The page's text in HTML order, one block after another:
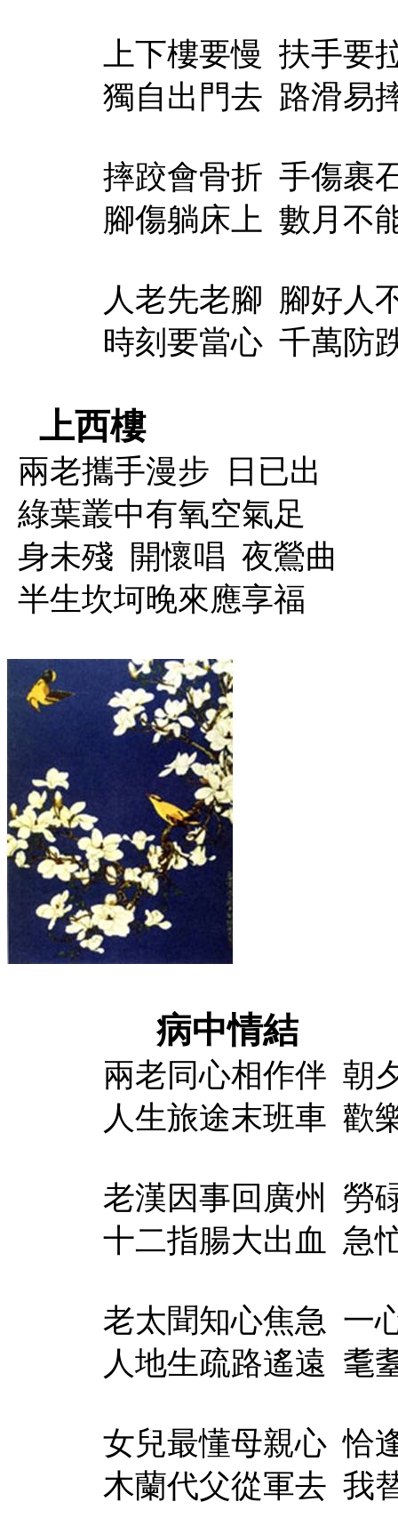
上下樓要慢 扶手要
獨自出門去 路滑易
摔跤會骨折 手傷裹
腳傷躺床上 數月不
人老先老腳 腳好人
時刻要當心 千萬防
上西樓
兩老攜手漫步
日已出
綠葉叢中有氧空氣足
身未殘 開懷唱 夜鶯曲
半生坎坷晚來應享福
病中情結
兩老同心相作伴 朝
人生旅途末班車 歡
老漢因事回廣州
勞
十二指腸大出血
急
老太聞知心焦急 一
人地生疏路遙遠 耄
女兒最懂母親心 恰
木蘭代父從軍去 我